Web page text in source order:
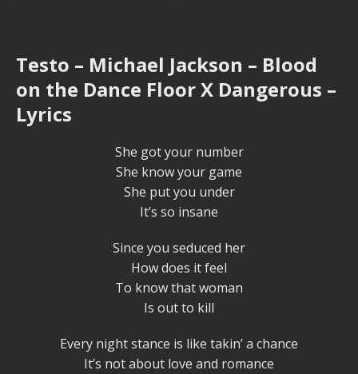
Testo – Michael Jackson – Blood
on the Dance Floor X Dangerous –
Lyrics
She got your number
She know your game
She put you under
It’s so insane
Since you seduced her
How does it feel
To know that woman
Is out to kill
Every night stance is like takin’ a chance
It’s not about love and romance